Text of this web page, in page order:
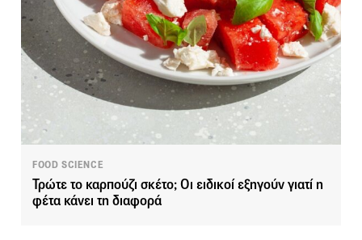
FOOD SCIENCE
Τρώτε το καρπούζι σκέτο; Οι ειδικοί εξηγούν γιατί η
φέτα κάνει τη διαφορά